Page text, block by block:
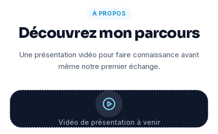
À PROPOS
Découvrez mon parcours
Une présentation vidéo pour faire connaissance avant
même notre premier échange.
Vidéo de présentation à venir